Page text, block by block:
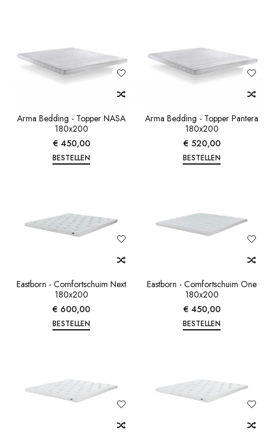
Arma Bedding - Topper NASA
180x200
€ 450,00
BESTELLEN
Arma Bedding - Topper Pantera
180x200
€ 520,00
BESTELLEN
Eastborn - Comfortschuim Next
180x200
€ 600,00
BESTELLEN
Eastborn - Comfortschuim One
180x200
€ 450,00
BESTELLEN